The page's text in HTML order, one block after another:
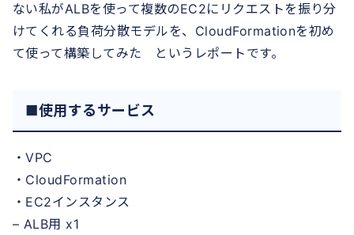
ない私がALBを使って複数のEC2にリクエストを振り分
けてくれる負荷分散モデルを、CloudFormationを初め
て使って構築してみた というレポートです。
■使用するサービス
・VPC
・CloudFormation
・EC2インスタンス
– ALB用 x1